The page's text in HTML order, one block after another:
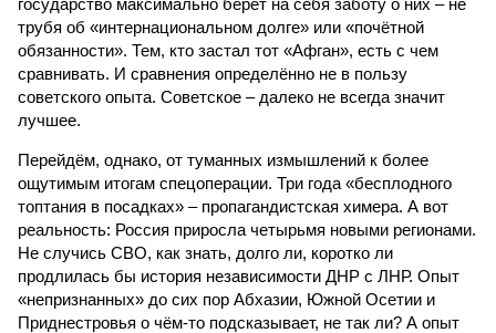
государство максимально берёт на себя заботу о них – не
трубя об «интернациональном долге» или «почётной
обязанности». Тем, кто застал тот «Афган», есть с чем
сравнивать. И сравнения определённо не в пользу
советского опыта. Советское – далеко не всегда значит
лучшее.
Перейдём, однако, от туманных измышлений к более
ощутимым итогам спецоперации. Три года «бесплодного
топтания в посадках» – пропагандистская химера. А вот
реальность: Россия приросла четырьмя новыми регионами.
Не случись СВО, как знать, долго ли, коротко ли
продлилась бы история независимости ДНР с ЛНР. Опыт
«непризнанных» до сих пор Абхазии, Южной Осетии и
Приднестровья о чём-то подсказывает, не так ли? А опыт